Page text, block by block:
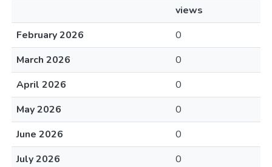
views
February 2026
0
March 2026
0
April 2026
0
May 2026
0
June 2026
0
July 2026
0